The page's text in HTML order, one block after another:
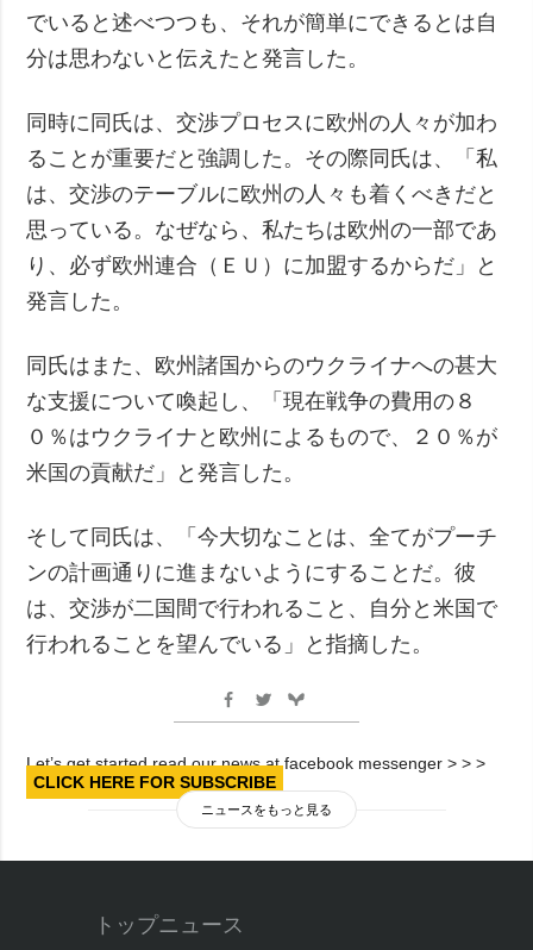
でいると述べつつも、それが簡単にできるとは自
分は思わないと伝えたと発言した。
同時に同氏は、交渉プロセスに欧州の人々が加わ
ることが重要だと強調した。その際同氏は、「私
は、交渉のテーブルに欧州の人々も着くべきだと
思っている。なぜなら、私たちは欧州の一部であ
り、必ず欧州連合（ＥＵ）に加盟するからだ」と
発言した。
同氏はまた、欧州諸国からのウクライナへの甚大
な支援について喚起し、「現在戦争の費用の８
０％はウクライナと欧州によるもので、２０％が
米国の貢献だ」と発言した。
そして同氏は、「今大切なことは、全てがプーチ
ンの計画通りに進まないようにすることだ。彼
は、交渉が二国間で行われること、自分と米国で
行われることを望んでいる」と指摘した。
Let’s get started read our news at facebook messenger > > >
CLICK HERE FOR SUBSCRIBE
ニュースをもっと見る
トップニュース